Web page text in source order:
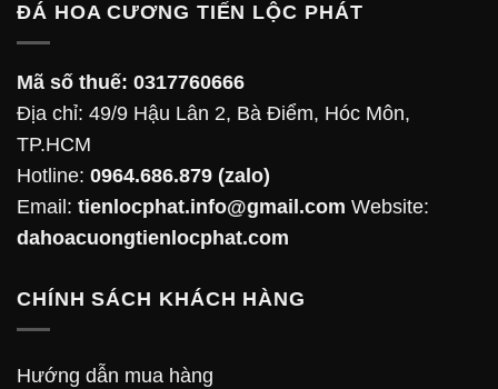
ĐÁ HOA CƯƠNG TIẾN LỘC PHÁT
Mã số thuế: 0317760666
Địa chỉ: 49/9 Hậu Lân 2, Bà Điểm, Hóc Môn,
TP.HCM
Hotline: 0964.686.879 (zalo)
Email: tienlocphat.info@gmail.com Website:
dahoacuongtienlocphat.com
CHÍNH SÁCH KHÁCH HÀNG
Hướng dẫn mua hàng